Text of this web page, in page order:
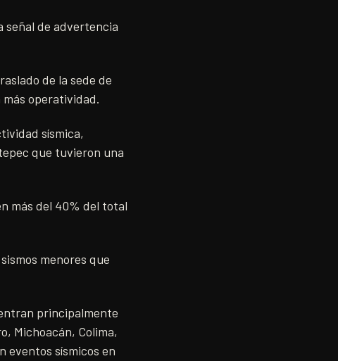
señal de advertencia
de la sede de
operatividad.
sísmica,
que tuvieron una
más del 40% del total
menores que
principalmente
Michoacán, Colima,
eventos sísmicos en